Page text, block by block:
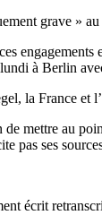
grave »
à Berlin
, la France et
mettre au
pas ses
écrit